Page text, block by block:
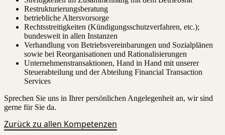
Restrukturierungsberatung
betriebliche Altersvorsorge
Rechtsstreitigkeiten (Kündigungsschutzverfahren, etc.);
bundesweit in allen Instanzen
Verhandlung von Betriebsvereinbarungen und Sozialplänen
sowie bei Reorganisationen und Rationalisierungen
Unternehmenstransaktionen, Hand in Hand mit unserer
Steuerabteilung und der Abteilung Financial Transaction
Services
Sprechen Sie uns in Ihrer persönlichen Angelegenheit an, wir sind
gerne für Sie da.
Zurück zu allen Kompetenzen